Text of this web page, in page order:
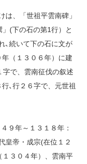
は、「世祖平雲南碑」
」(下の石の第1行）と
､続いて下の石に文が
（１３０６年）に建
字で、雲南征伐の叙述
､行２６字で、元世祖
９年～１３１８年：
皇帝・成宗(在位１２
１３０４年）、雲南平